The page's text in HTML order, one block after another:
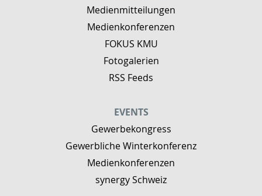
Medienmitteilungen
Medienkonferenzen
FOKUS KMU
Fotogalerien
RSS Feeds
EVENTS
Gewerbekongress
Gewerbliche Winterkonferenz
Medienkonferenzen
synergy Schweiz